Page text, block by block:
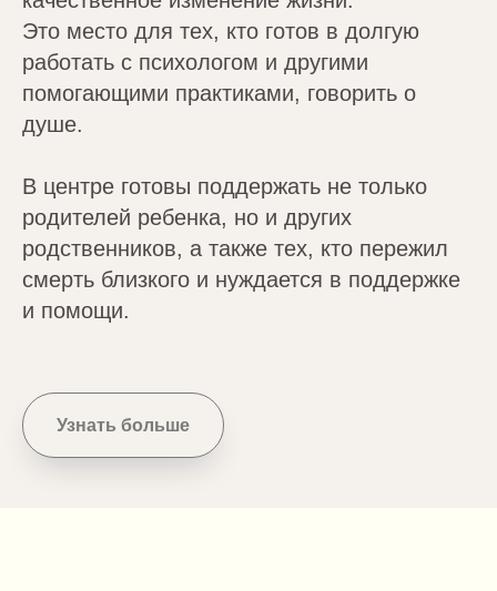
Это место для тех, кто готов в долгую
работать с психологом и другими
помогающими практиками, говорить о
душе.
В центре готовы поддержать не только
родителей ребенка, но и других
родственников, а также тех, кто пережил
смерть близкого и нуждается в поддержке
и помощи.
Узнать больше